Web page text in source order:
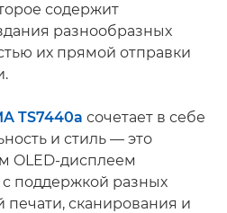
содержит
разнообразных
их прямой отправки
TS7440a сочетает в себе
и стиль — это
OLED-дисплеем
поддержкой разных
сканирования и